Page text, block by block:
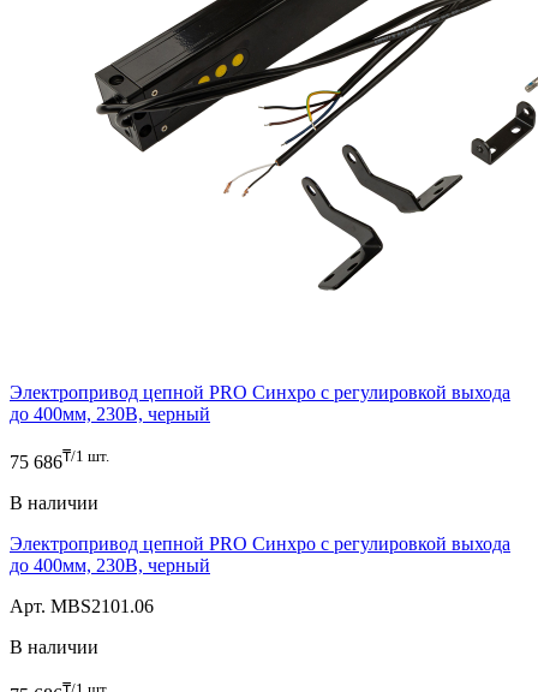
Электропривод цепной PRO Синхро с регулировкой выхода
до 400мм, 230В, черный
75 686₸/1 шт.
В наличии
Электропривод цепной PRO Синхро с регулировкой выхода
до 400мм, 230В, черный
Арт. MBS2101.06
В наличии